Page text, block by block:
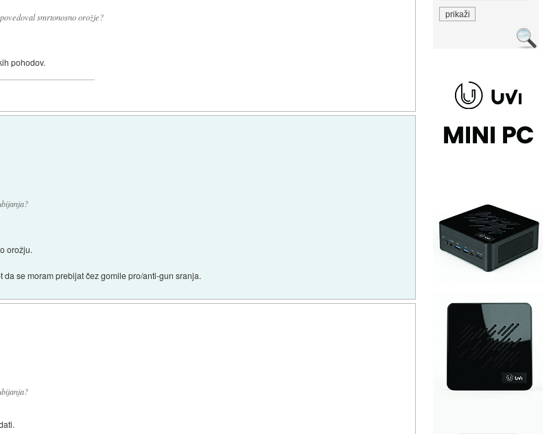
smrtonosno orožje?
pohodov.
orožju.
se moram prebijat čez gomile pro/anti-gun sranja.